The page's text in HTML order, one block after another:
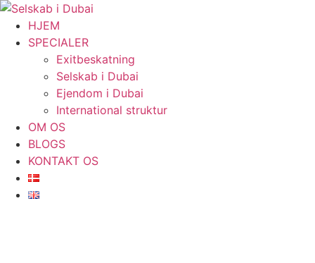
Videre
indhold
HJEM
SPECIALER
Exitbeskatning
Selskab i Dubai
Ejendom i Dubai
International struktur
OM OS
BLOGS
KONTAKT OS